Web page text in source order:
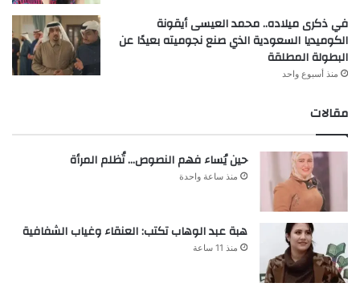
في ذكرى ميلاده.. محمد العيسى أيقونة
الكوميديا السعودية الذي صنع نجوميته بعيدًا عن
البطولة المطلقة
منذ أسبوع واحد
مقالات
حين يُساء فهم النصوص… تُظلم المرأة
منذ ساعة واحدة
هبة عبد الوهاب تكتب: العنقاء وغياب الشفافية
منذ 11 ساعة